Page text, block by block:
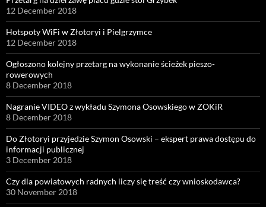
12 December 2018
Hotspoty WiFi w Złotoryi i Pielgrzymce
12 December 2018
Ogłoszono kolejny przetarg na wykonanie ścieżek pieszo-
rowerowych
8 December 2018
Nagranie VIDEO z wykładu Szymona Osowskiego w ZOKiR
8 December 2018
Do Złotoryi przyjedzie Szymon Osowski – ekspert prawa dostępu do
informacji publicznej
3 December 2018
Czy dla powiatowych radnych liczy się treść czy wnioskodawca?
30 November 2018